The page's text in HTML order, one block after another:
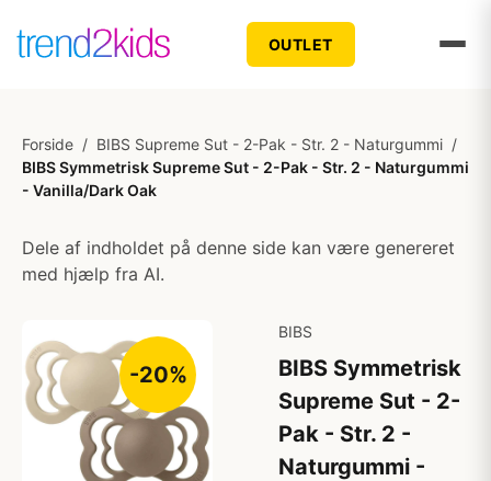
OUTLET
Forside / BIBS Supreme Sut - 2-Pak - Str. 2 - Naturgummi /
BIBS Symmetrisk Supreme Sut - 2-Pak - Str. 2 - Naturgummi
- Vanilla/Dark Oak
Dele af indholdet på denne side kan være genereret
med hjælp fra AI.
-20%
BIBS
BIBS Symmetrisk
Supreme Sut - 2-
Pak - Str. 2 -
Naturgummi -